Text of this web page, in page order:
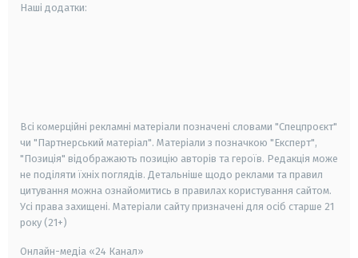
Наші додатки:
Всі комерційні рекламні матеріали позначені словами "Спецпроєкт"
чи "Партнерський матеріал". Матеріали з позначкою "Експерт",
"Позиція" відображають позицію авторів та героїв. Редакція може
не поділяти їхніх поглядів. Детальніше щодо реклами та правил
цитування можна ознайомитись в правилах користування сайтом.
Усі права захищені. Матеріали сайту призначені для осіб старше 21
року (21+)
Онлайн-медіа «24 Канал»